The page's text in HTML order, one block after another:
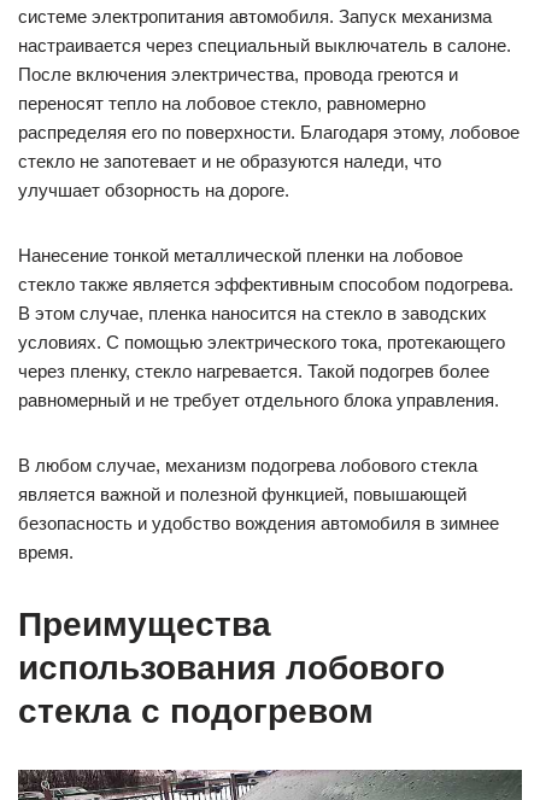
системе электропитания автомобиля. Запуск механизма
настраивается через специальный выключатель в салоне.
После включения электричества, провода греются и
переносят тепло на лобовое стекло, равномерно
распределяя его по поверхности. Благодаря этому, лобовое
стекло не запотевает и не образуются наледи, что
улучшает обзорность на дороге.
Нанесение тонкой металлической пленки на лобовое
стекло также является эффективным способом подогрева.
В этом случае, пленка наносится на стекло в заводских
условиях. С помощью электрического тока, протекающего
через пленку, стекло нагревается. Такой подогрев более
равномерный и не требует отдельного блока управления.
В любом случае, механизм подогрева лобового стекла
является важной и полезной функцией, повышающей
безопасность и удобство вождения автомобиля в зимнее
время.
Преимущества
использования лобового
стекла с подогревом